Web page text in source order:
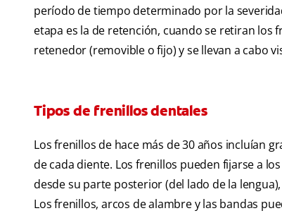
período de tiempo determinado por la
etapa es la de retención, cuando se retiran
retenedor (removible o fijo) y se llevan a cabo
Tipos de frenillos dentales
Los frenillos de hace más de 30 años incluían
de cada diente. Los frenillos pueden fijarse a
desde su parte posterior (del lado de la
Los frenillos, arcos de alambre y las bandas